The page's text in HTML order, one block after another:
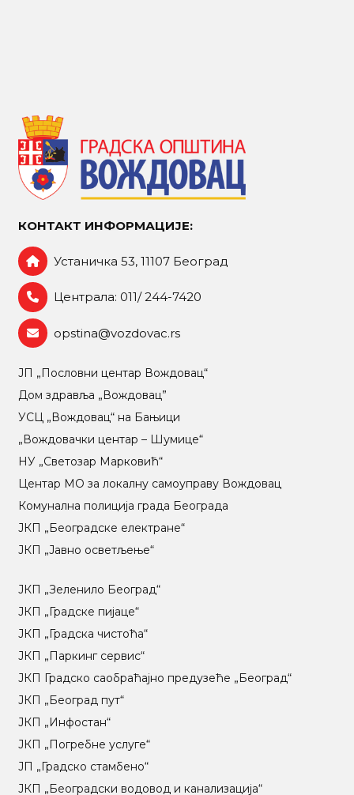
КОНТАКТ ИНФОРМАЦИЈЕ:
Устаничка 53, 11107 Београд
Централа: 011/ 244-7420
opstina@vozdovac.rs
ЈП „Пословни центар Вождовац“
Дом здравља „Вождовац”
УСЦ „Вождовац“ на Бањици
„Вождовачки центар – Шумице“
НУ „Светозар Марковић“
Центар МO за локалну самоуправу Вождовац
Комунална полиција града Београда
ЈКП „Београдске електране“
ЈКП „Јавно осветљење“
ЈКП „Зеленило Београд“
ЈКП „Градске пијаце“
ЈКП „Градска чистоћа“
ЈКП „Паркинг сервис“
ЈКП Градско саобраћајно предузеће „Београд“
ЈКП „Београд пут“
ЈКП „Инфостан“
ЈКП „Погребне услуге“
ЈП „Градско стамбено“
ЈКП „Београдски водовод и канализација“